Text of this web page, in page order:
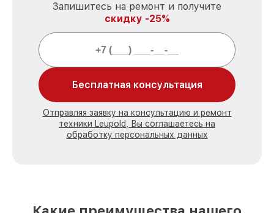
Запишитесь на ремонт и получите
скидку -25%
Бесплатная консультация
Отправляя заявку на консультацию и ремонт
техники Leupold, Вы соглашаетесь на
обработку персональных данных